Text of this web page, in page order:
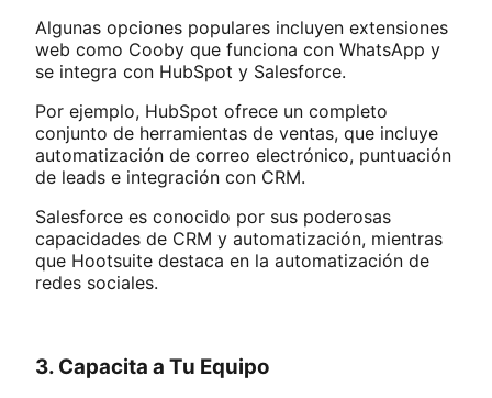
Algunas opciones populares incluyen extensiones
web como Cooby que funciona con WhatsApp y
se integra con HubSpot y Salesforce.
Por ejemplo, HubSpot ofrece un completo
conjunto de herramientas de ventas, que incluye
automatización de correo electrónico, puntuación
de leads e integración con CRM.
Salesforce es conocido por sus poderosas
capacidades de CRM y automatización, mientras
que Hootsuite destaca en la automatización de
redes sociales.
3. Capacita a Tu Equipo